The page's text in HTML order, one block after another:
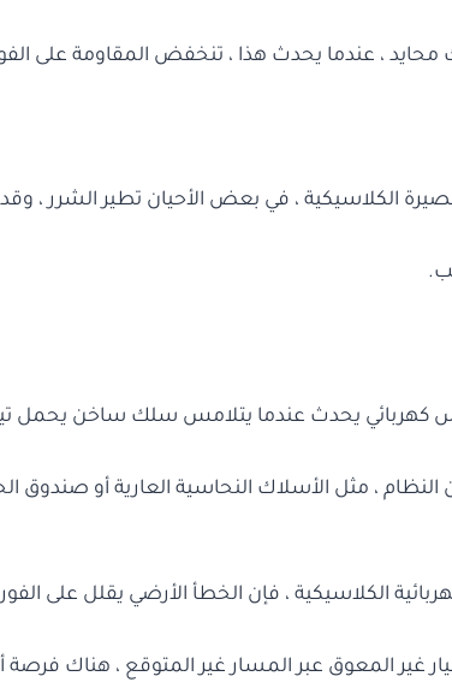
، عندما يحدث هذا ، تنخفض المقاومة على
الكلاسيكية ، في بعض الأحيان تطير
كهربائي يحدث عندما يتلامس سلك ساخن يحمل
، مثل الأسلاك النحاسية العارية أو صندوق
الكلاسيكية ، فإن الخطأ الأرضي يقلل على
غير المعوق عبر المسار غير المتوقع ، هناك فرصة